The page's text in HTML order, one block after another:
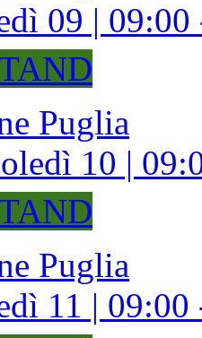
09 |
Puglia
10 |
Puglia
11 | 09:00